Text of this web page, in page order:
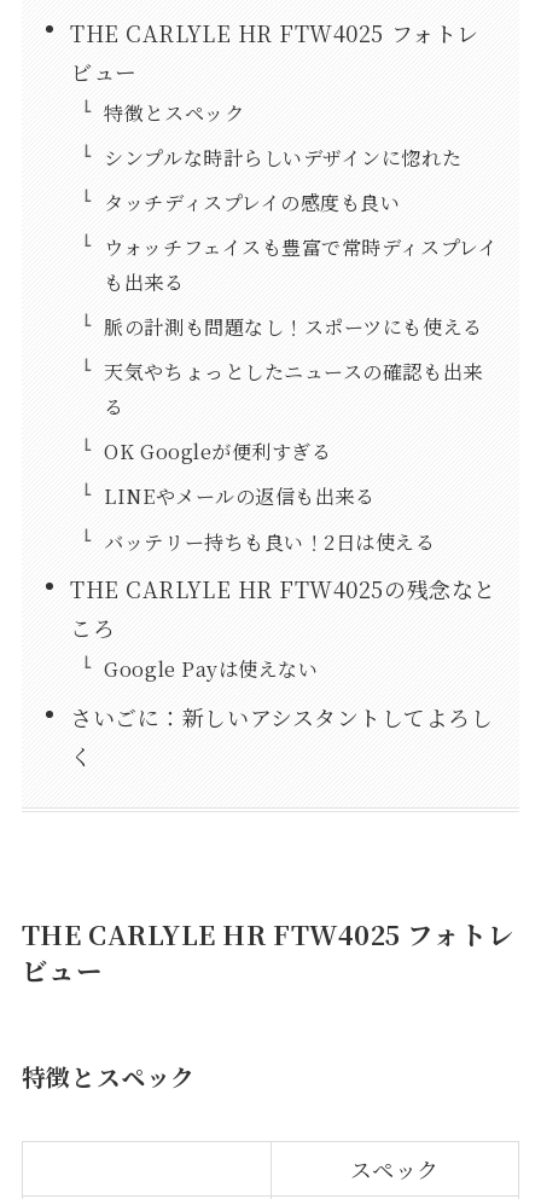
THE CARLYLE HR FTW4025 フォトレ
ビュー
特徴とスペック
シンプルな時計らしいデザインに惚れた
タッチディスプレイの感度も良い
ウォッチフェイスも豊富で常時ディスプレイ
も出来る
脈の計測も問題なし！スポーツにも使える
天気やちょっとしたニュースの確認も出来
る
OK Googleが便利すぎる
LINEやメールの返信も出来る
バッテリー持ちも良い！2日は使える
THE CARLYLE HR FTW4025の残念なと
ころ
Google Payは使えない
さいごに：新しいアシスタントしてよろし
く
THE CARLYLE HR FTW4025 フォトレ
ビュー
特徴とスペック
スペック